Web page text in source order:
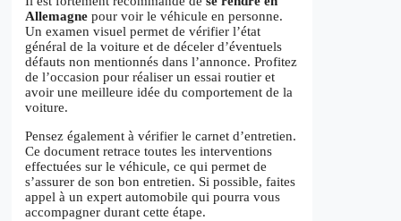
Allemagne pour voir le véhicule en personne.
Un examen visuel permet de vérifier l’état
général de la voiture et de déceler d’éventuels
défauts non mentionnés dans l’annonce. Profitez
de l’occasion pour réaliser un essai routier et
avoir une meilleure idée du comportement de la
voiture.
Pensez également à vérifier le carnet d’entretien.
Ce document retrace toutes les interventions
effectuées sur le véhicule, ce qui permet de
s’assurer de son bon entretien. Si possible, faites
appel à un expert automobile qui pourra vous
accompagner durant cette étape.